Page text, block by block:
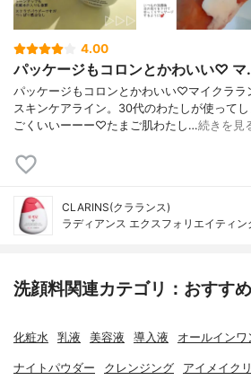
4.00
パッケージもコロンとかわいい♡ マ
パッケージもコロンとかわいい♡マイクララ
スキンケアライン。30代のわたしが使って
ごくいいーーー♡たまご肌わたし…続きを見
CLARINS(クラランス)
ラディアンス エクスフォリエイティン
洗顔料関連カテゴリ：おすす
化粧水 乳液 美容液 導入液 オールイン
ナイトパウダー クレンジング アイメイク